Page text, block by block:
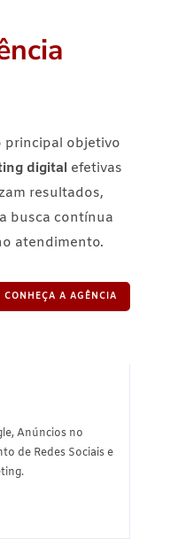
objetivo
digital efetivas
resultados,
busca contínua
atendimento.
CONHEÇA A AGÊNCIA
Anúncios no
de Redes Sociais e